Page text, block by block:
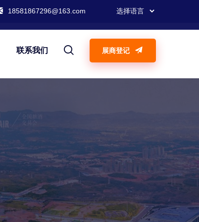
18581867296@163.com
联系我们 展商登记